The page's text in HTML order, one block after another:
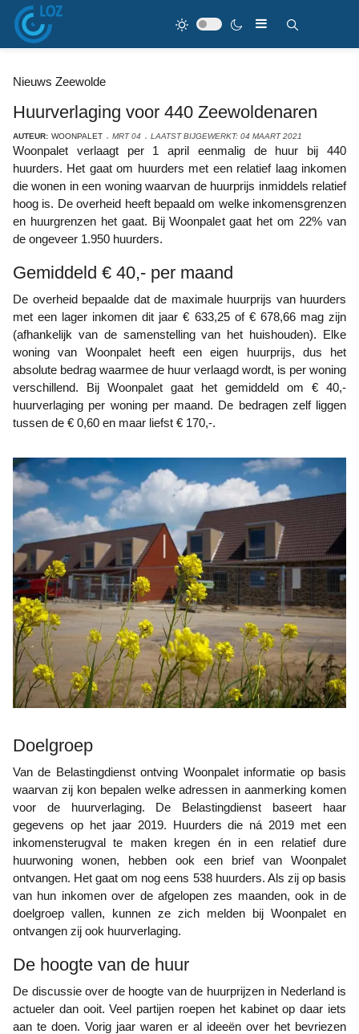
Nieuws Zeewolde
Huurverlaging voor 440 Zeewoldenaren
AUTEUR: WOONPALET MRT 04 LAATST BIJGEWERKT: 04 MAART 2021
Woonpalet verlaagt per 1 april eenmalig de huur bij 440
huurders. Het gaat om huurders met een relatief laag inkomen
die wonen in een woning waarvan de huurprijs inmiddels relatief
hoog is. De overheid heeft bepaald om welke inkomensgrenzen
en huurgrenzen het gaat. Bij Woonpalet gaat het om 22% van
de ongeveer 1.950 huurders.
Gemiddeld € 40,- per maand
De overheid bepaalde dat de maximale huurprijs van huurders
met een lager inkomen dit jaar € 633,25 of € 678,66 mag zijn
(afhankelijk van de samenstelling van het huishouden). Elke
woning van Woonpalet heeft een eigen huurprijs, dus het
absolute bedrag waarmee de huur verlaagd wordt, is per woning
verschillend. Bij Woonpalet gaat het gemiddeld om € 40,-
huurverlaging per woning per maand. De bedragen zelf liggen
tussen de € 0,60 en maar liefst € 170,-.
Doelgroep
Van de Belastingdienst ontving Woonpalet informatie op basis
waarvan zij kon bepalen welke adressen in aanmerking komen
voor de huurverlaging. De Belastingdienst baseert haar
gegevens op het jaar 2019. Huurders die ná 2019 met een
inkomensterugval te maken kregen én in een relatief dure
huurwoning wonen, hebben ook een brief van Woonpalet
ontvangen. Het gaat om nog eens 538 huurders. Als zij op basis
van hun inkomen over de afgelopen zes maanden, ook in de
doelgroep vallen, kunnen ze zich melden bij Woonpalet en
ontvangen zij ook huurverlaging.
De hoogte van de huur
De discussie over de hoogte van de huurprijzen in Nederland is
actueler dan ooit. Veel partijen roepen het kabinet op daar iets
aan te doen. Vorig jaar waren er al ideeën over het bevriezen